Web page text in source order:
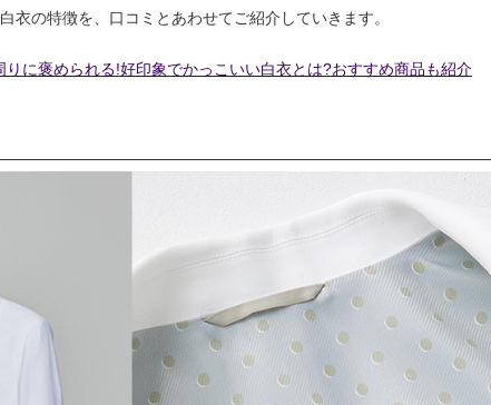
衣の特徴を、口コミとあわせてご紹介していきます。
に褒められる!好印象でかっこいい白衣とは?おすすめ商品も紹介